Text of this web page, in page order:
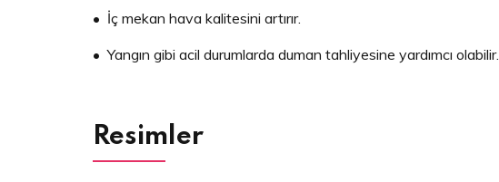
• İç mekan hava kalitesini artırır.
• Yangın gibi acil durumlarda duman tahliyesine yardımcı olabilir.
Resimler